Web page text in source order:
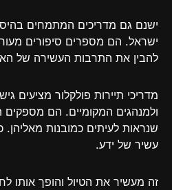
ישנם גם מדריכים המתמחים
ישראל. הם מספרים סיפורים
להבין את התרבות העשירה של
מדריכי תיירות פולקלור מציעים
ולמנהגים המקומיים. הם מספקים
שנראות לעיתים כמובנות
עשיר של ידע.
זה מעשיר את הטיול והופך אותו